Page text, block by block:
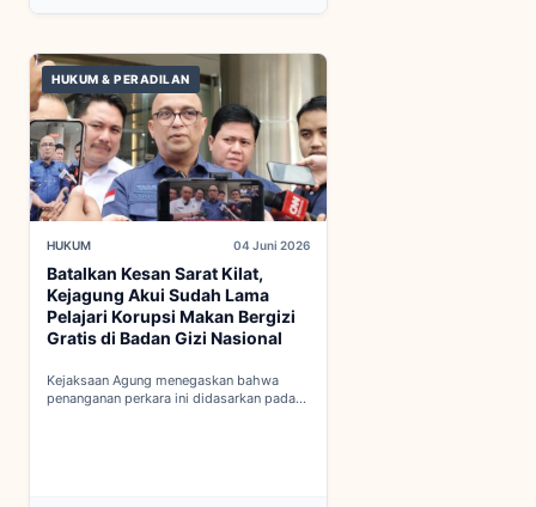
HUKUM & PERADILAN
HUKUM 04 Juni 2026
Batalkan Kesan Sarat Kilat,
Kejagung Akui Sudah Lama
Pelajari Korupsi Makan Bergizi
Gratis di Badan Gizi Nasional
Kejaksaan Agung menegaskan bahwa
penanganan perkara ini didasarkan pada